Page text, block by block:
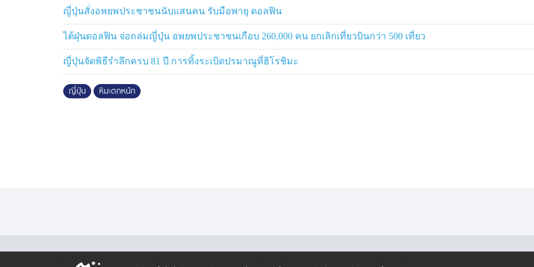
ญี่ปุ่นสั่งอพยพประชาชนนับแสนคน รับมือพายุ ดอลฟิน
ไต้ฝุ่นดอลฟิน จ่อถล่มญี่ปุ่น อพยพประชาชนเกือบ 260,000 คน ยกเลิกเที่ยวบินกว่า 500 เที่ยว
ญี่ปุ่นจัดพิธีรำลึกครบ 81 ปี การทิ้งระเบิดปรมาณูที่ฮิโรชิมะ
ญี่ปุ่น หิมะตกหนัก